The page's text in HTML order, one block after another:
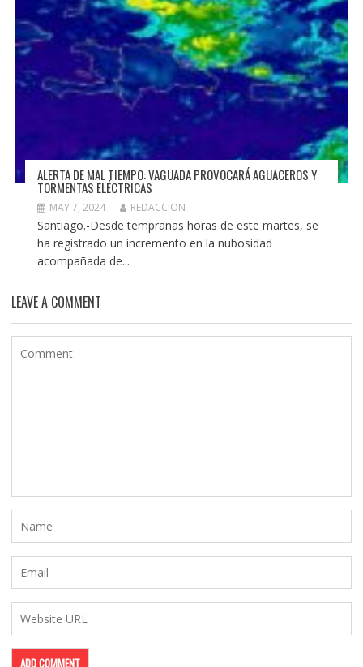
ALERTA DE MAL TIEMPO: VAGUADA PROVOCARÁ AGUACEROS Y
TORMENTAS ELÉCTRICAS
MAY 7, 2024 REDACCION
Santiago.-Desde tempranas horas de este martes, se
ha registrado un incremento en la nubosidad
acompañada de...
LEAVE A COMMENT